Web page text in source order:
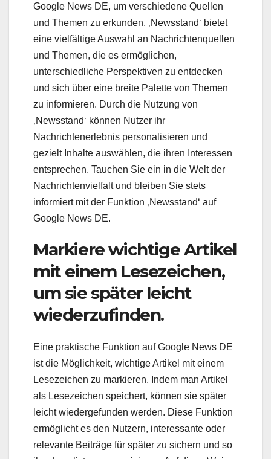
Google News DE, um verschiedene Quellen
und Themen zu erkunden. ‚Newsstand‘ bietet
eine vielfältige Auswahl an Nachrichtenquellen
und Themen, die es ermöglichen,
unterschiedliche Perspektiven zu entdecken
und sich über eine breite Palette von Themen
zu informieren. Durch die Nutzung von
‚Newsstand‘ können Nutzer ihr
Nachrichtenerlebnis personalisieren und
gezielt Inhalte auswählen, die ihren Interessen
entsprechen. Tauchen Sie ein in die Welt der
Nachrichtenvielfalt und bleiben Sie stets
informiert mit der Funktion ‚Newsstand‘ auf
Google News DE.
Markiere wichtige Artikel
mit einem Lesezeichen,
um sie später leicht
wiederzufinden.
Eine praktische Funktion auf Google News DE
ist die Möglichkeit, wichtige Artikel mit einem
Lesezeichen zu markieren. Indem man Artikel
als Lesezeichen speichert, können sie später
leicht wiedergefunden werden. Diese Funktion
ermöglicht es den Nutzern, interessante oder
relevante Beiträge für später zu sichern und so